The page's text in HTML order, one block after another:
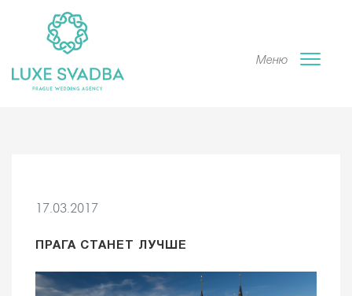
Меню
17.03.2017
ПРАГА СТАНЕТ ЛУЧШЕ